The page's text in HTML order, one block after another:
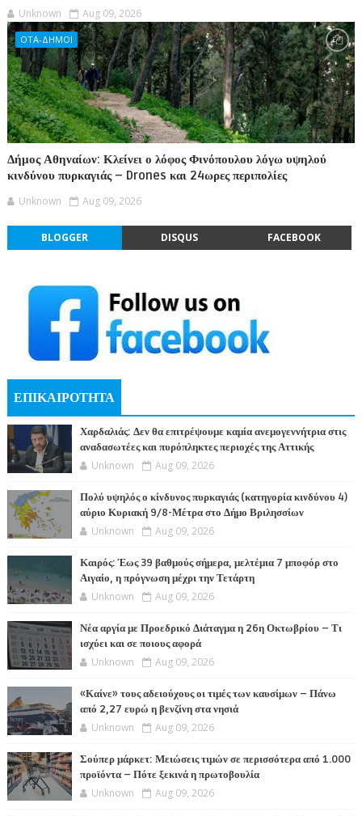
Unknown Aug 09, 2026
ΟΤΑ-ΔΗΜΟΙ
Δήμος Αθηναίων: Κλείνει ο λόφος Φινόπουλου λόγω υψηλού
κινδύνου πυρκαγιάς – Drones και 24ωρες περιπολίες
Unknown Aug 09, 2026
BLOGGER DISQUS FACEBOOK
ΕΠΙΚΑΙΡΟΤΗΤΑ
Χαρδαλιάς: Δεν θα επιτρέψουμε καμία ανεμογεννήτρια στις
αναδασωτέες και πυρόπληκτες περιοχές της Αττικής
Unknown Aug 09, 2026
Πολύ υψηλός ο κίνδυνος πυρκαγιάς (κατηγορία κινδύνου 4)
αύριο Κυριακή 9/8-Μέτρα στο Δήμο Βριλησσίων
Unknown Aug 09, 2026
Καιρός: Έως 39 βαθμούς σήμερα, μελτέμια 7 μποφόρ στο
Αιγαίο, η πρόγνωση μέχρι την Τετάρτη
Unknown Aug 09, 2026
Νέα αργία με Προεδρικό Διάταγμα η 26η Οκτωβρίου – Τι
ισχύει και σε ποιους αφορά
Unknown Aug 09, 2026
«Καίνε» τους αδειούχους οι τιμές των καυσίμων – Πάνω
από 2,27 ευρώ η βενζίνη στα νησιά
Unknown Aug 09, 2026
Σούπερ μάρκετ: Μειώσεις τιμών σε περισσότερα από 1.000
προϊόντα – Πότε ξεκινά η πρωτοβουλία
Unknown Aug 09, 2026